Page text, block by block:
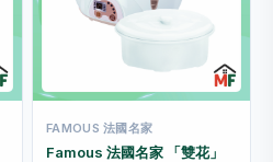
FAMOUS 法國名家
Famous 法國名家 「雙花」